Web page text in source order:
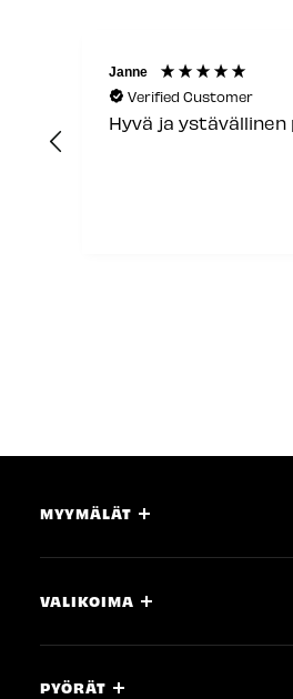
Janne
Verified Customer
Hyvä ja ystävällinen
MYYMÄLÄT
VALIKOIMA
PYÖRÄT